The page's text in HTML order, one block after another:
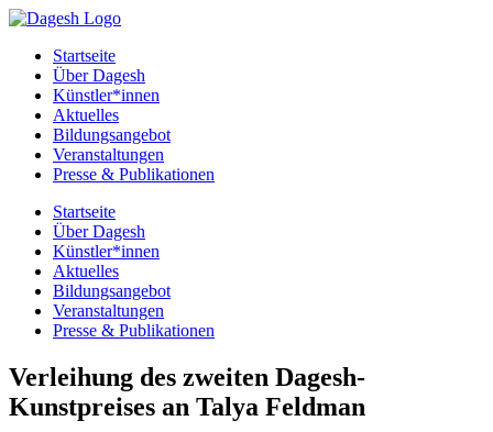
Startseite
Über Dagesh
Künstler*innen
Aktuelles
Bildungsangebot
Veranstaltungen
Presse & Publikationen
Startseite
Über Dagesh
Künstler*innen
Aktuelles
Bildungsangebot
Veranstaltungen
Presse & Publikationen
Verleihung des zweiten Dagesh-
Kunstpreises an Talya Feldman